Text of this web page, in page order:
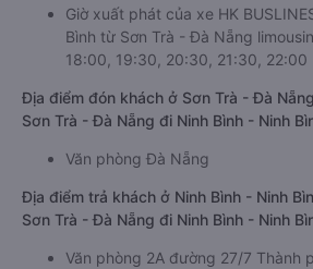
Giờ xuất phát của xe HK
Bình từ Sơn Trà - Đà Nẵng
18:00, 19:30, 20:30, 21:30, 22:00
Địa điểm đón khách ở Sơn Trà - Đà
Sơn Trà - Đà Nẵng đi Ninh Bình - Ninh
Văn phòng Đà Nẵng
Địa điểm trả khách ở Ninh Bình - Ninh
Sơn Trà - Đà Nẵng đi Ninh Bình - Ninh
Văn phòng 2A đường 27/7 Thành